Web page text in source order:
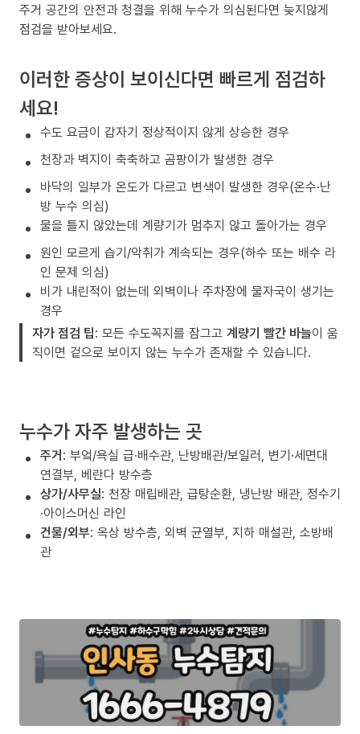
주거 공간의 안전과 청결을 위해 누수가 의심된다면 늦지않게
점검을 받아보세요.
이러한 증상이 보이신다면 빠르게 점검하
세요!
수도 요금이 갑자기 정상적이지 않게 상승한 경우
천장과 벽지이 축축하고 곰팡이가 발생한 경우
바닥의 일부가 온도가 다르고 변색이 발생한 경우(온수·난
방 누수 의심)
물을 틀지 않았는데 계량기가 멈추지 않고 돌아가는 경우
원인 모르게 습기/악취가 계속되는 경우(하수 또는 배수 라
인 문제 의심)
비가 내린적이 없는데 외벽이나 주차장에 물자국이 생기는
경우
자가 점검 팁: 모든 수도꼭지를 잠그고 계량기 빨간 바늘이 움
직이면 겉으로 보이지 않는 누수가 존재할 수 있습니다.
누수가 자주 발생하는 곳
주거: 부엌/욕실 급·배수관, 난방배관/보일러, 변기·세면대
연결부, 베란다 방수층
상가/사무실: 천장 매립배관, 급탕순환, 냉난방 배관, 정수기
·아이스머신 라인
건물/외부: 옥상 방수층, 외벽 균열부, 지하 매설관, 소방배
관